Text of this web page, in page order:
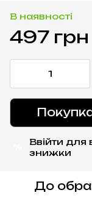
В наявності
497 грн
Ввійти для
знижки
До